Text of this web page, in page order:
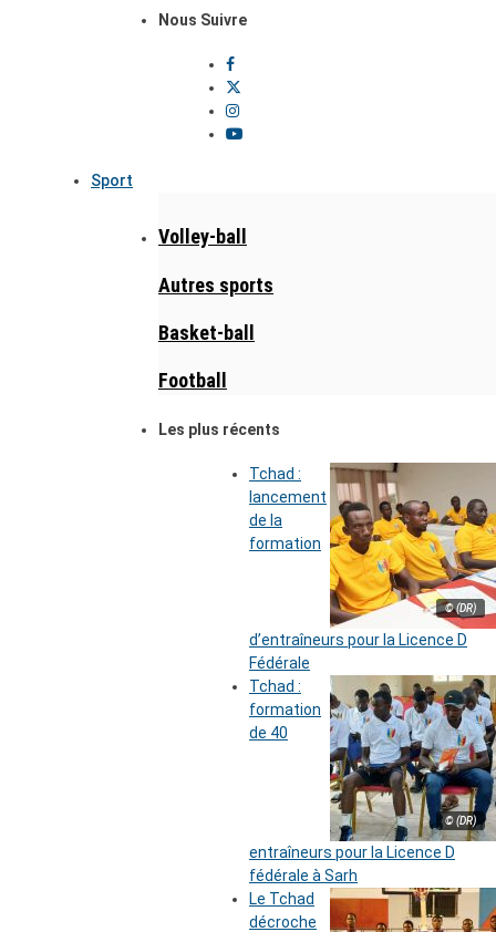
Nous Suivre
Sport
Volley-ball
Autres sports
Basket-ball
Football
Les plus récents
© (DR)
Tchad :
lancement
de la
formation
d’entraîneurs pour la Licence D
Fédérale
© (DR)
Tchad :
formation
de 40
entraîneurs pour la Licence D
fédérale à Sarh
Le Tchad
décroche